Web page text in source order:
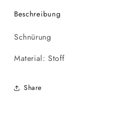
Beschreibung
Schnürung
Material: Stoff
Share